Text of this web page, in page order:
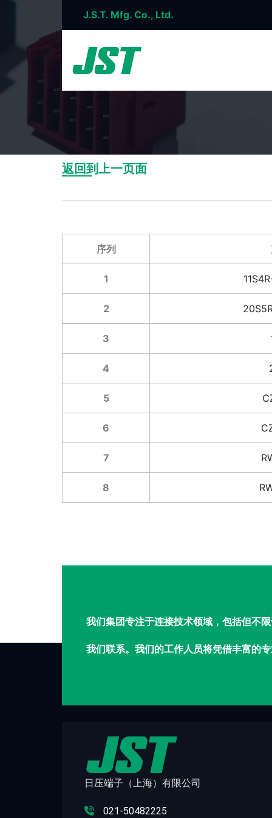
J.S.T. Mfg. Co., Ltd.
返回到上一页面
序列
1
2
3
4
5
6
7
8
我们集团专注于连接技术领域，包括但不
我们联系。我们的工作人员将凭借丰富的
日压端子（上海）有限公司
021-50482225